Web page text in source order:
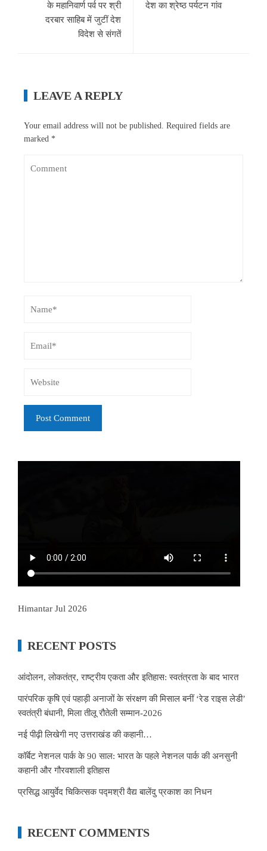
के महानिवार्ण पर्व पर श्री
दरबार साहिब में जुटीं देश
विदेश से संगतें
देश का श्रेष्ठ पर्यटन गांव
LEAVE A REPLY
Your email address will not be published. Required fields are
marked *
Himantar Jul 2026
RECENT POSTS
आंदोलन, लोकतंत्र, राष्ट्रीय एकता और इतिहास: स्वतंत्रता के बाद भारत
पारंपरिक कृषि एवं पहाड़ी अनाजों के संरक्षण की मिसाल बनीं ‘रेड राइस लेडी’
स्वतंत्री बंधानी, मिला तीलू रौतेली सम्मान-2026
नई पीढ़ी लिखेगी नए उत्तराखंड की कहानी…
कॉर्बेट नेशनल पार्क के 90 साल: भारत के पहले नेशनल पार्क की अनसुनी
कहानी और गौरवशाली इतिहास
प्रसिद्ध आयुर्वेद चिकित्सक पद्मश्री वैद्य बालेंदु प्रकाश का निधन
RECENT COMMENTS